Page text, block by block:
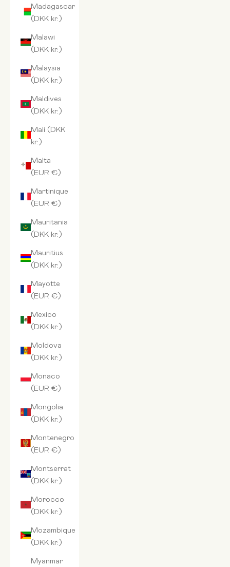
Madagascar
(DKK kr.)
Malawi
(DKK kr.)
Malaysia
(DKK kr.)
Maldives
(DKK kr.)
Mali (DKK
kr.)
Malta
(EUR €)
Martinique
(EUR €)
Mauritania
(DKK kr.)
Mauritius
(DKK kr.)
Mayotte
(EUR €)
Mexico
(DKK kr.)
Moldova
(DKK kr.)
Monaco
(EUR €)
Mongolia
(DKK kr.)
Montenegro
(EUR €)
Montserrat
(DKK kr.)
Morocco
(DKK kr.)
Mozambique
(DKK kr.)
Myanmar